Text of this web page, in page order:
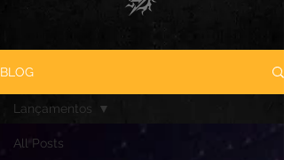
BLOG
All Posts
Lançamentos